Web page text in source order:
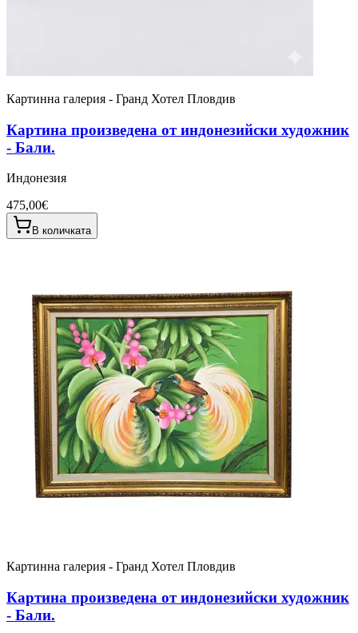
Картинна галерия - Гранд Хотел Пловдив
Картина произведена от индонезийски художник
- Бали.
Индонезия
475,00€
В количката
Картинна галерия - Гранд Хотел Пловдив
Картина произведена от индонезийски художник
- Бали.